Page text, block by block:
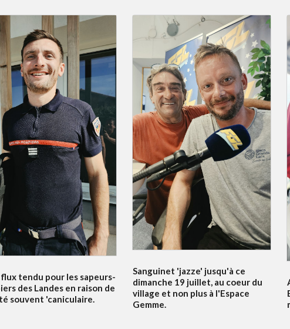
flux tendu pour les sapeurs-
des Landes en raison de
souvent 'caniculaire.
Sanguinet 'jazze' jusqu'à ce
dimanche 19 juillet, au coeur du
village et non plus à l'Espace
Gemme.